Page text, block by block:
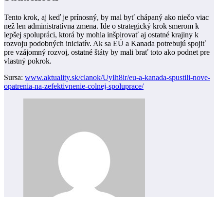
Tento krok, aj keď je prínosný, by mal byť chápaný ako niečo viac
než len administratívna zmena. Ide o strategický krok smerom k
lepšej spolupráci, ktorá by mohla inšpirovať aj ostatné krajiny k
rozvoju podobných iniciatív. Ak sa EÚ a Kanada potrebujú spojiť
pre vzájomný rozvoj, ostatné štáty by mali brať toto ako podnet pre
vlastný pokrok.
Sursa: www.aktuality.sk/clanok/UyIh8ir/eu-a-kanada-spustili-nove-
opatrenia-na-zefektivnenie-colnej-spoluprace/